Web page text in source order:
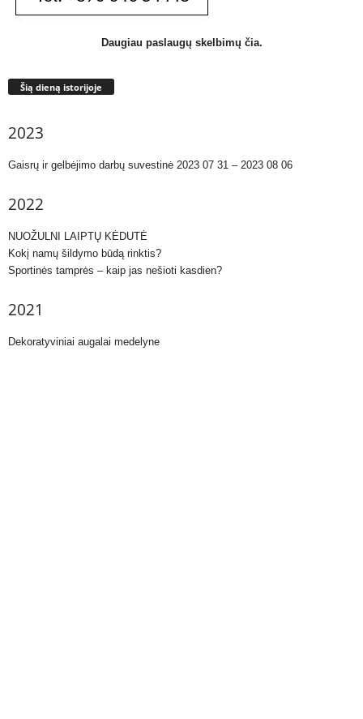
Daugiau paslaugų skelbimų čia.
Šią dieną istorijoje
2023
Gaisrų ir gelbėjimo darbų suvestinė 2023 07 31 – 2023 08 06
2022
NUOŽULNI LAIPTŲ KĖDUTĖ
Kokį namų šildymo būdą rinktis?
Sportinės tamprės – kaip jas nešioti kasdien?
2021
Dekoratyviniai augalai medelyne